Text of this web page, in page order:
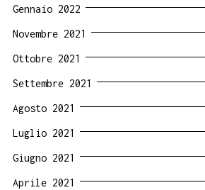
Gennaio 2022
Novembre 2021
Ottobre 2021
Settembre 2021
Agosto 2021
Luglio 2021
Giugno 2021
Aprile 2021